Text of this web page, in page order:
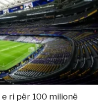
ri për 100 milionë